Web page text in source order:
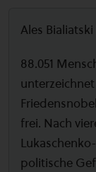
Ales
88.051
frei. Nach
politische